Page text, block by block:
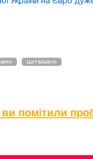
Цитаїшвілі
помітили